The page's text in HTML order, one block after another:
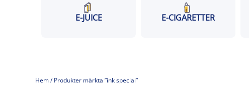
E-JUICE E-CIGARETTER
Hem/ Produkter märkta ”ink special”